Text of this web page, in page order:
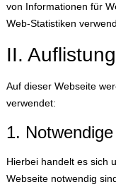
von Informationen für
Web-Statistiken
II. Auflistung
Auf dieser Webseite
verwendet:
1.
Hierbei handelt es sich
Webseite notwendig